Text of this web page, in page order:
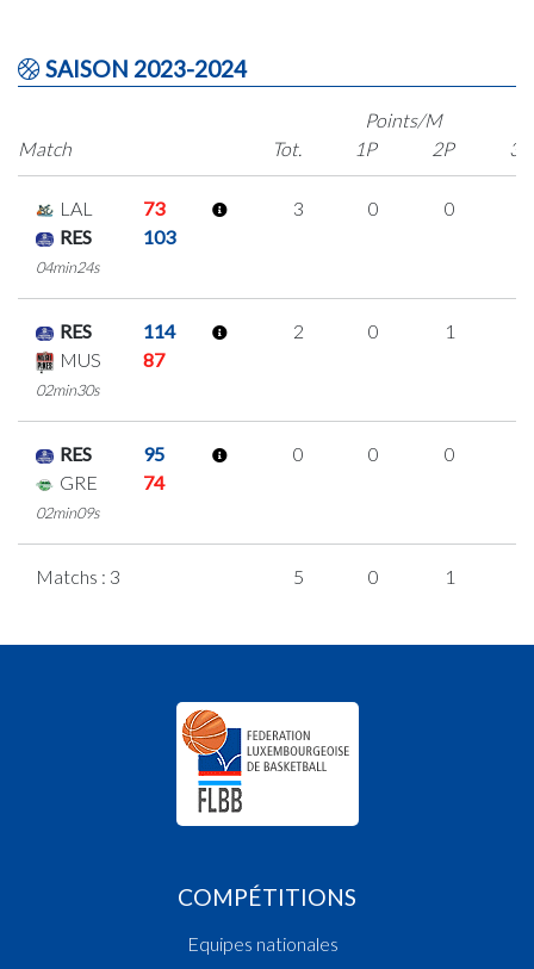
SAISON 2023-2024
Match
Points/M
Tot.
1P 2P 3P
LAL
73
RES
103
04min24s
3 0 0
RES
114
MUS
87
02min30s
2 0 1
RES
95
GRE
74
02min09s
0 0 0
Matchs : 3 5 0 1
COMPÉTITIONS
Equipes nationales